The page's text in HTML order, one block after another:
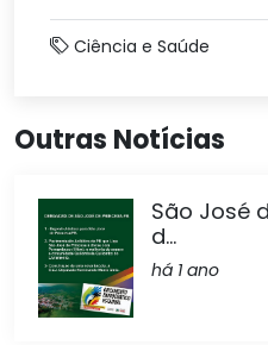
Ciência e Saúde
Outras Notícias
São José
d...
há 1 ano